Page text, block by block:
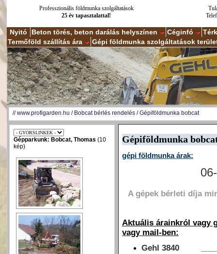
Professzionális földmunka szolgáltatások
25 év tapasztalattal!
Nyitó Beton törés, beton darálás helyszínen Céginfó
Termőföld szállítás ára
Gépi földmunka szolgáltatások
//www.profigarden.hu / Bobcat bérlés rendelés /Gépiföldmunka bobcat
Gépparkunk: Bobcat, Thomas (10
kép)
Gépiföldmunka
gépi földmunka árak:
A gépek bérleti díja
Aktuális árainkról vagy
vagy mail-ben:
Gehl 3840